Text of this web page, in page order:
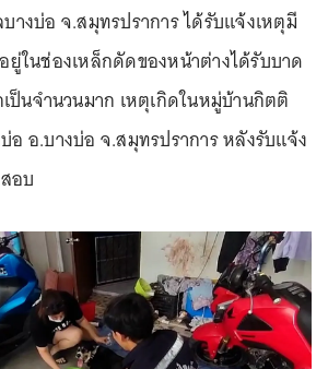
างบ่อ จ.สมุทรปราการ ได้รับแจ้งเหตุมี
ในช่องเหล็กดัดของหน้าต่างได้รับบาด
ป็นจำนวนมาก เหตุเกิดในหมู่บ้านกิตติ
อ อ.บางบ่อ จ.สมุทรปราการ หลังรับแจ้ง
อบ